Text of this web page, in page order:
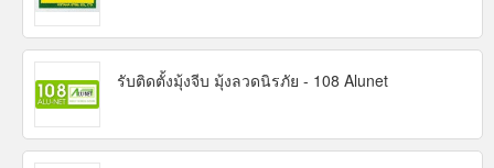
รับติดตั้งมุ้งจีบ มุ้งลวดนิรภัย - 108 Alunet